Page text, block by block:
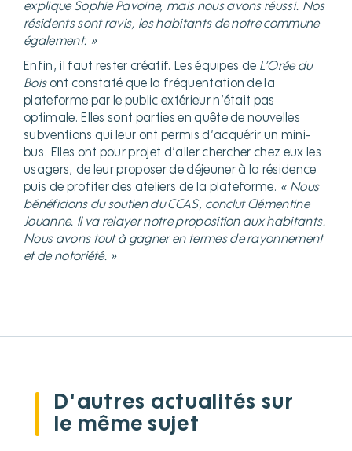
explique Sophie Pavoine, mais nous avons réussi. Nos
résidents sont ravis, les habitants de notre commune
également. »
Enfin, il faut rester créatif. Les équipes de L’Orée du
Boisont constaté que la fréquentation de la
plateforme par le public extérieur n’était pas
optimale. Elles sont parties en quête de nouvelles
subventions qui leur ont permis d’acquérir un mini-
bus. Elles ont pour projet d’aller chercher chez eux les
usagers, de leur proposer de déjeuner à la résidence
puis de profiter des ateliers de la plateforme. « Nous
bénéficions du soutien du CCAS, conclut Clémentine
Jouanne. Il va relayer notre proposition aux habitants.
Nous avons tout à gagner en termes de rayonnement
et de notoriété. »
D'autres actualités sur
le même sujet